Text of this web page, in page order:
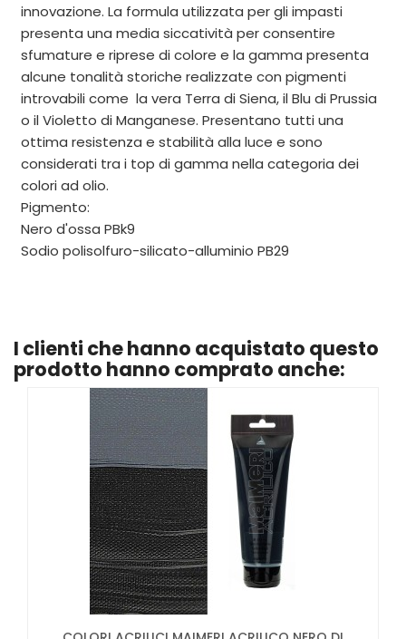
innovazione. La formula utilizzata per gli impasti
presenta una media siccatività per consentire
sfumature e riprese di colore e la gamma presenta
alcune tonalità storiche realizzate con pigmenti
introvabili come la vera Terra di Siena, il Blu di Prussia
o il Violetto di Manganese. Presentano tutti una
ottima resistenza e stabilità alla luce e sono
considerati tra i top di gamma nella categoria dei
colori ad olio.
Pigmento:
Nero d'ossa PBk9
Sodio polisolfuro-silicato-alluminio PB29
I clienti che hanno acquistato questo
prodotto hanno comprato anche: